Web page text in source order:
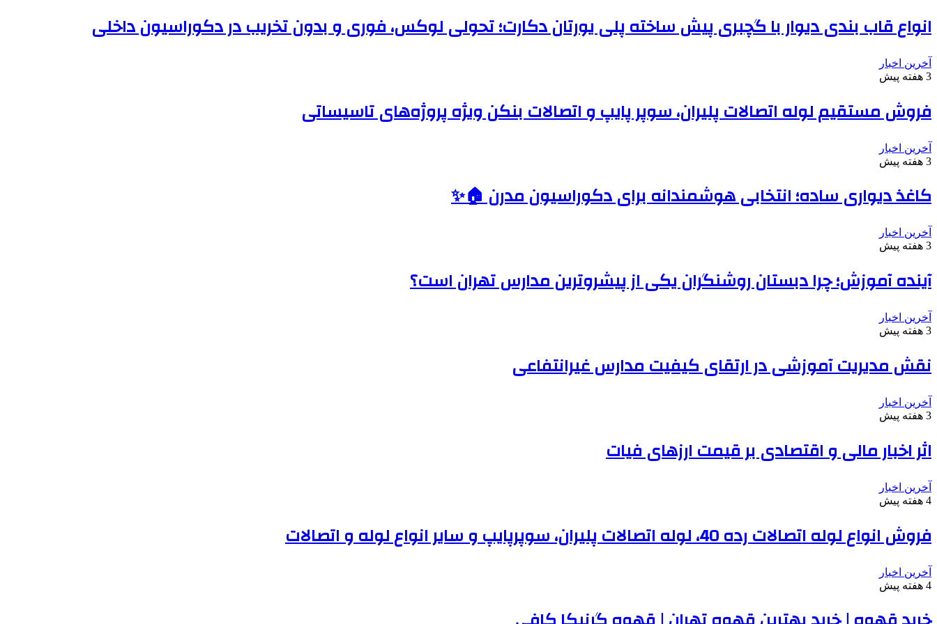
انواع قاب بندی دیوار با گچبری پیش ساخته پلی یورتان دکارت؛ تحولی لوکس، فوری و بدون تخریب در دکوراسیون داخلی
آخرین اخبار
3 هفته پیش
فروش مستقیم لوله اتصالات پلیران، سوپر پایپ و اتصالات بنکن ویژه پروژه‌های تاسیساتی
آخرین اخبار
3 هفته پیش
کاغذ دیواری ساده؛ انتخابی هوشمندانه برای دکوراسیون مدرن 🏠✨
آخرین اخبار
3 هفته پیش
آینده آموزش؛ چرا دبستان روشنگران یکی از پیشروترین مدارس تهران است؟
آخرین اخبار
3 هفته پیش
نقش مدیریت آموزشی در ارتقای کیفیت مدارس غیرانتفاعی
آخرین اخبار
3 هفته پیش
اثر اخبار مالی و اقتصادی بر قیمت ارزهای فیات
آخرین اخبار
4 هفته پیش
فروش انواع لوله اتصالات رده 40، لوله اتصالات پلیران، سوپرپایپ و سایر انواع لوله و اتصالات
آخرین اخبار
4 هفته پیش